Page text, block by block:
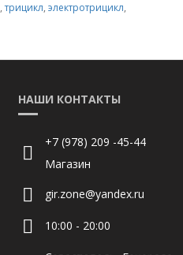
,трицикл, электротрицикл,
НАШИ КОНТАКТЫ
+7 (978) 209 -45-44
Магазин
gir.zone@yandex.ru
10:00 - 20:00